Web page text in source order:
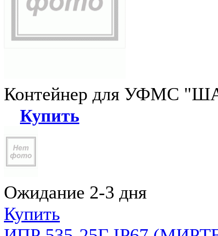
Контейнер для УФМС
Купить
Ожидание 2-3 дня
Купить